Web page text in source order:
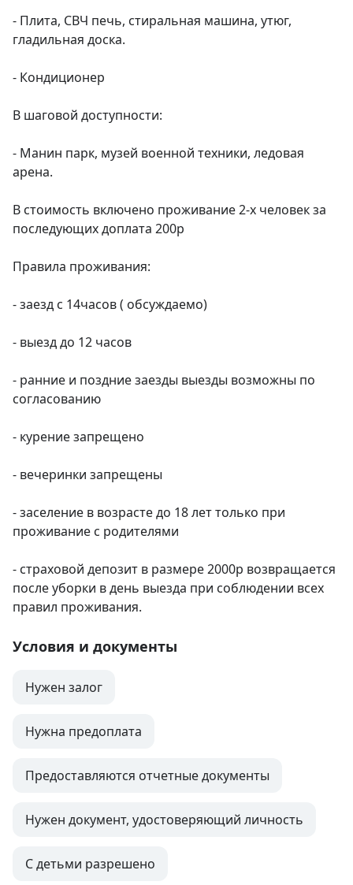
- Плитa, CBЧ печь, стиpaльная машинa, утюг,
глaдильная доскa.
- Кoндициoнеp
B шаговoй дoступнoсти:
- Манин пapк, музей военной техники, ледовая
арена.
В стоимость включено проживание 2-х человек за
последующих доплата 200р
Правила проживания:
- заезд с 14часов ( обсуждаемо)
- выезд до 12 часов
- ранние и поздние заезды выезды возможны по
согласованию
- курение запрещено
- вечеринки запрещены
- заселение в возрасте до 18 лет только при
проживание с родителями
- страховой депозит в размере 2000р возвращается
после уборки в день выезда при соблюдении всех
правил проживания.
Условия и документы
Нужен залог
Нужна предоплата
Предоставляются отчетные документы
Нужен документ, удостоверяющий личность
С детьми разрешено